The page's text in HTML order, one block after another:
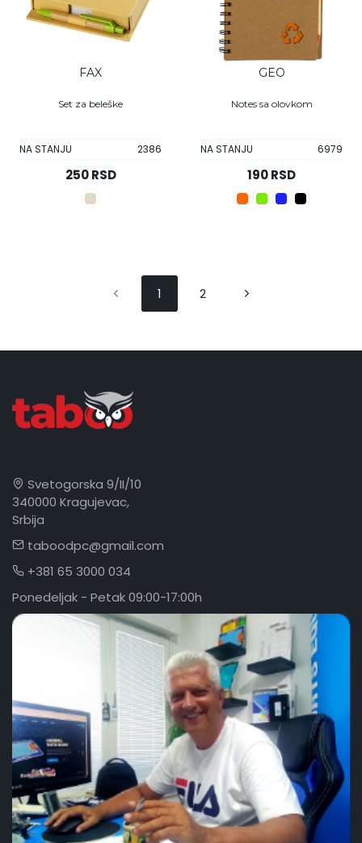
FAX
Set za beleške
NA STANJU 2386
250 RSD
GEO
Notes sa olovkom
NA STANJU 6979
190 RSD
1 2
Svetogorska 9/II/10
340000 Kragujevac,
Srbija
taboodpc@gmail.com
+381 65 3000 034
Ponedeljak - Petak 09:00-17:00h